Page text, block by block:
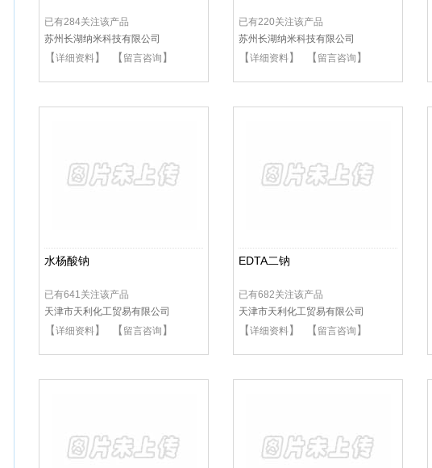
已有284关注该产品
苏州长湖纳米科技有限公司
【详细资料】 【 留言咨询 】
已有220关注该产品
苏州长湖纳米科技有限公司
【详细资料】 【 留言咨询 】
水杨酸钠
已有641关注该产品
天津市天利化工贸易有限公司
【详细资料】 【 留言咨询 】
EDTA二钠
已有682关注该产品
天津市天利化工贸易有限公司
【详细资料】 【 留言咨询 】